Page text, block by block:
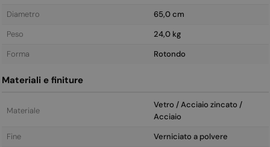
Diametro
65,0 cm
Peso
24,0 kg
Forma
Rotondo
Materiali e finiture
Materiale
Vetro / Acciaio zincato /
Acciaio
Fine
Verniciato a polvere